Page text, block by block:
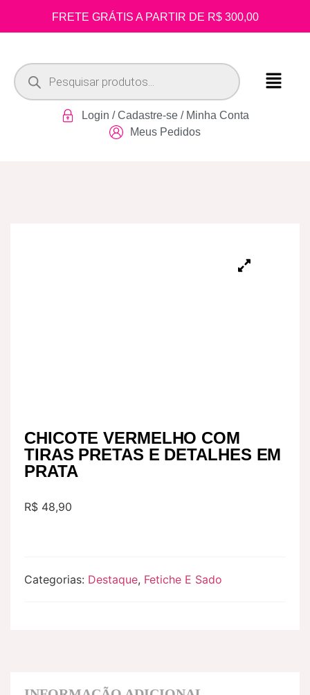
FRETE GRÁTIS A PARTIR DE R$ 300,00
Login / Cadastre-se / Minha Conta
Meus Pedidos
CHICOTE VERMELHO COM
TIRAS PRETAS E DETALHES EM
PRATA
R$ 48,90
Categorias: Destaque, Fetiche E Sado